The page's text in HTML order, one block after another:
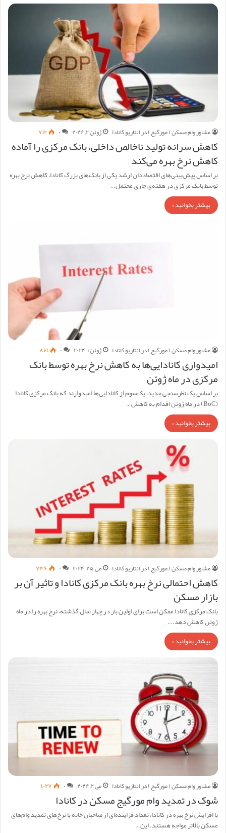
مشاور وام مسکن ( مورگیح ) در انتاریو کانادا ژوئن ۲, ۲۰۲۴ ۰ ۷۱۲
کاهش سرانه تولید ناخالص داخلی، بانک مرکزی را آماده‌
کاهش نرخ بهره می‌کند
بر اساس پیش‌بینی‌های اقتصاددان ارشد یکی از بانک‌های بزرگ کانادا، کاهش نرخ بهره
توسط بانک مرکزی در هفته‌ی جاری محتمل…
بیشتر بخوانید »
مشاور وام مسکن ( مورگیح ) در انتاریو کانادا ژوئن ۱, ۲۰۲۴ ۰ ۸۶۱
امیدواری کانادایی‌ها به کاهش نرخ بهره توسط بانک
مرکزی در ماه ژوئن
بر اساس یک نظرسنجی جدید، یک‌سوم از کانادایی‌ها امیدوارند که بانک مرکزی کانادا
(BoC) در ماه ژوئن اقدام به کاهش…
بیشتر بخوانید »
مشاور وام مسکن ( مورگیح ) در انتاریو کانادا می ۲۵, ۲۰۲۴ ۰ ۷۴۶
کاهش احتمالی نرخ بهره بانک مرکزی کانادا و تاثیر آن بر
بازار مسکن
بانک مرکزی کانادا ممکن است برای اولین بار در چهار سال گذشته، نرخ بهره را در ماه
ژوئن کاهش دهد.…
بیشتر بخوانید »
مشاور وام مسکن ( مورگیح ) در انتاریو کانادا می ۲, ۲۰۲۴ ۰ ۱,۰۲۷
شوک در تمدید وام مورگیج مسکن در کانادا
با افزایش نرخ بهره در کانادا، تعداد فزاینده‌ای از صاحبان خانه با نرخ‌های تمدید وام‌های
مسکن بالاتر مواجه هستند. این…